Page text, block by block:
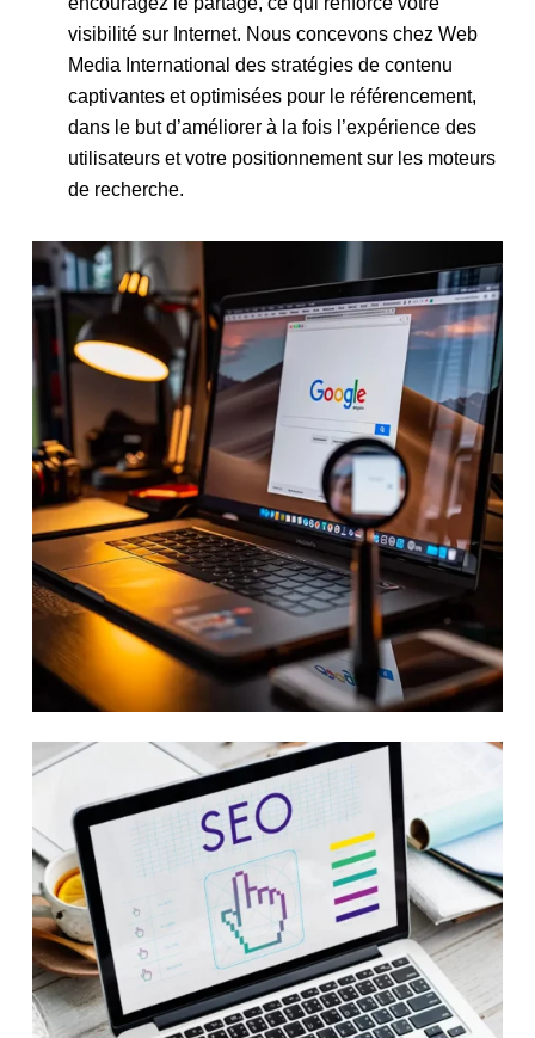
visibilité sur Internet. Nous concevons chez Web
Media International des stratégies de contenu
captivantes et optimisées pour le référencement,
dans le but d’améliorer à la fois l’expérience des
utilisateurs et votre positionnement sur les moteurs
de recherche.